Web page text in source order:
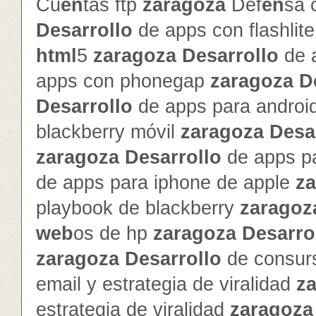
Cuentas ftp zaragozaDefensa
Desarrollo de apps con
html 5 zaragoza Desarrollo de
apps con phonegap zaragoza
Desarrollo de apps para
blackberry móvil zaragoza
zaragoza Desarrollo de apps
de apps para iphone de apple
playbook de blackberry
webos de hp zaragoza
zaragoza Desarrollo de
email y estrategia de viralidad
estrategia de viralidad zaragoza